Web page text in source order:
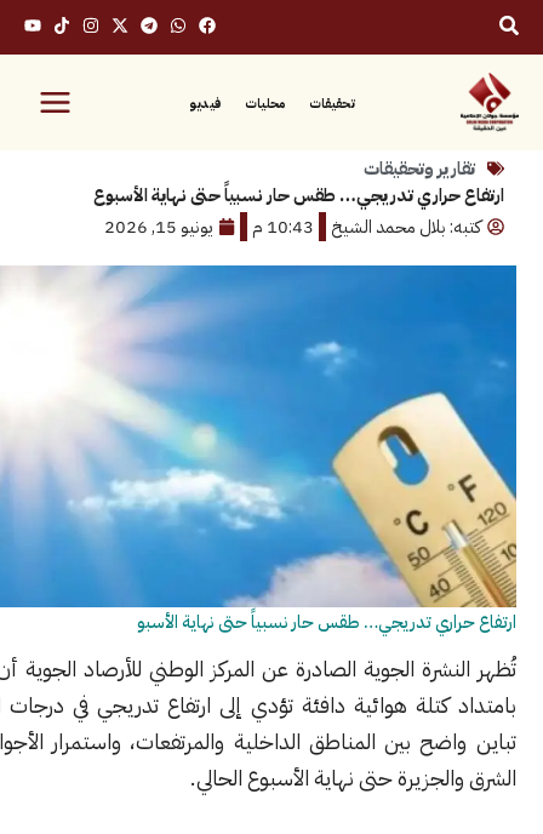
محليات فيديو
وتحقيقات
تدريجي… طقس حار نسبياً حتى نهاية الأسبوع
بلال محمد الشيخ
10:43 م يونيو 15, 2026
تدريجي… طقس حار نسبياً حتى نهاية الأسبو
الجوية الصادرة عن المركز الوطني للأرصاد الجوية أن البلاد تتأثر
كتلة هوائية دافئة تؤدي إلى ارتفاع تدريجي في درجات الحرارة، مع
بين المناطق الداخلية والمرتفعات، واستمرار الأجواء الحارة في
حتى نهاية الأسبوع الحالي.